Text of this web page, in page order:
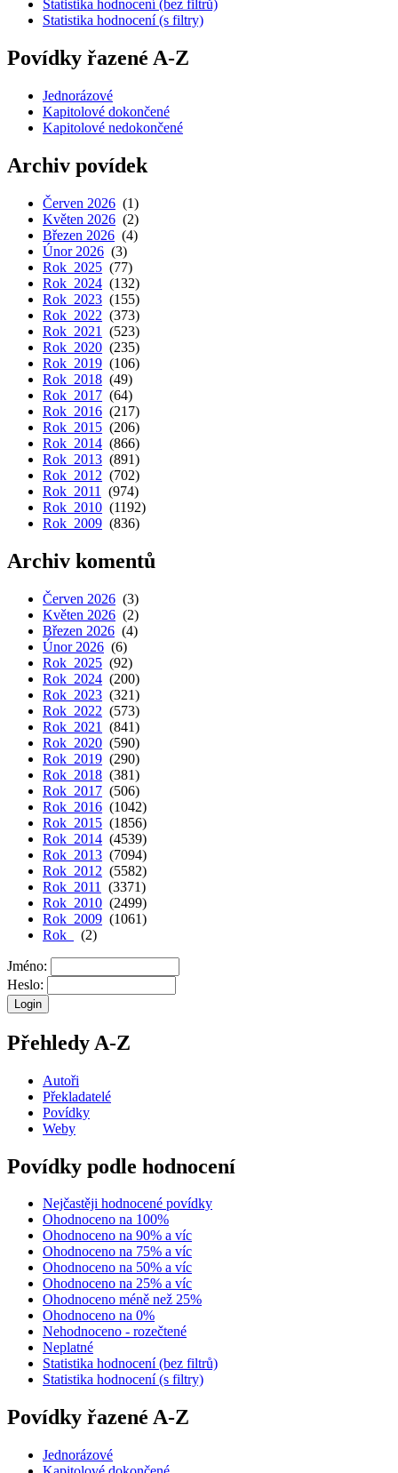
Statistika hodnocení (bez filtrů)
Statistika hodnocení (s filtry)
Povídky řazené A-Z
Jednorázové
Kapitolové dokončené
Kapitolové nedokončené
Archiv povídek
Červen 2026 (1)
Květen 2026 (2)
Březen 2026 (4)
Únor 2026 (3)
Rok 2025 (77)
Rok 2024 (132)
Rok 2023 (155)
Rok 2022 (373)
Rok 2021
(523)
Rok 2020 (235)
Rok 2019 (106)
Rok 2018 (49)
Rok 2017 (64)
Rok 2016 (217)
Rok 2015 (206)
Rok 2014 (866)
Rok 2013 (891)
Rok 2012 (702)
Rok 2011
(974)
Rok 2010 (1192)
Rok 2009 (836)
Archiv komentů
Červen 2026 (3)
Květen 2026 (2)
Březen 2026 (4)
Únor 2026 (6)
Rok 2025 (92)
Rok 2024 (200)
Rok 2023 (321)
Rok 2022 (573)
Rok 2021
(841)
Rok 2020 (590)
Rok 2019 (290)
Rok 2018 (381)
Rok 2017 (506)
Rok 2016 (1042)
Rok 2015 (1856)
Rok 2014 (4539)
Rok 2013 (7094)
Rok 2012 (5582)
Rok 2011
(3371)
Rok 2010 (2499)
Rok 2009 (1061)
Rok
(2)
Jméno:
Heslo:
Přehledy A-Z
Autoři
Překladatelé
Povídky
Weby
Povídky podle hodnocení
Nejčastěji hodnocené povídky
Ohodnoceno na 100%
Ohodnoceno na 90% a víc
Ohodnoceno na 75% a víc
Ohodnoceno na 50% a víc
Ohodnoceno na 25% a víc
Ohodnoceno méně než 25%
Ohodnoceno na 0%
Nehodnoceno - rozečtené
Neplatné
Statistika hodnocení (bez filtrů)
Statistika hodnocení (s filtry)
Povídky řazené A-Z
Jednorázové